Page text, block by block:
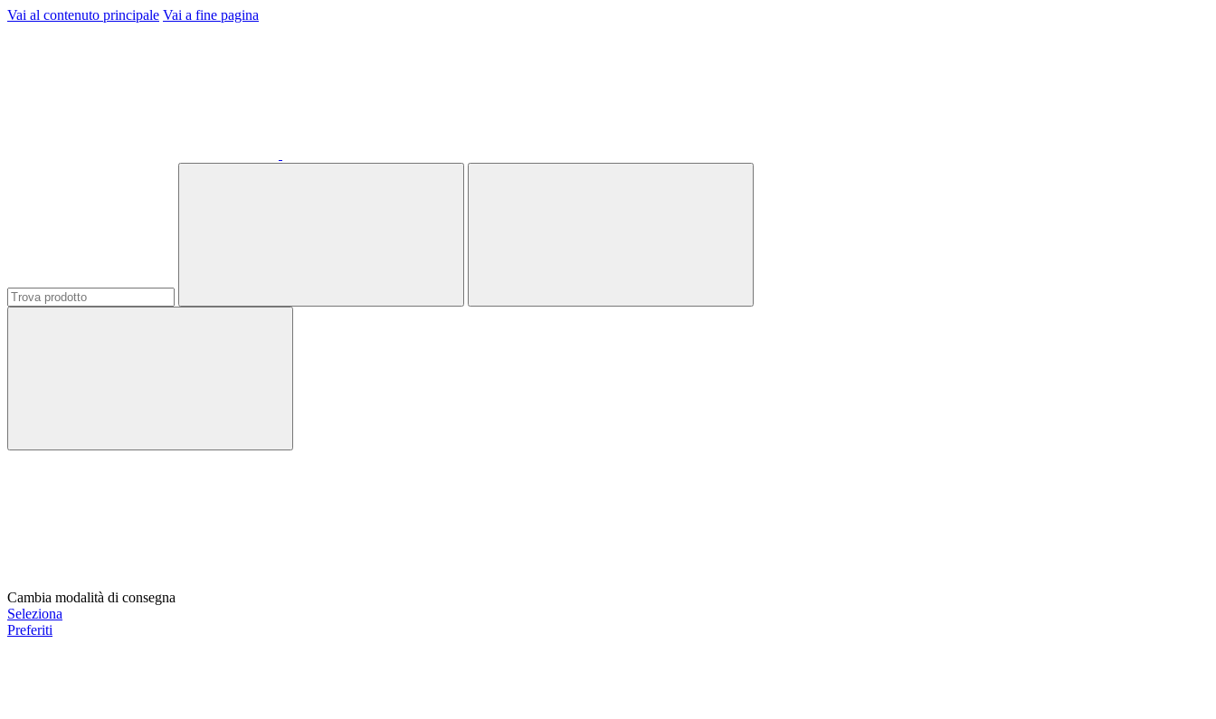
Vai al contenuto principale Vai a fine pagina
Cambia modalità di consegna
Seleziona
Preferiti